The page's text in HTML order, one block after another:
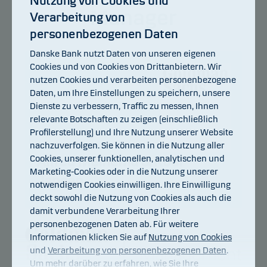
Manager
Alfred Meinema & Roel
Jansen
Verarbeitung von
personenbezogenen Daten
Danske Bank nutzt Daten von unseren eigenen
Cookies und von Cookies von Drittanbietern. Wir
nutzen Cookies und verarbeiten personenbezogene
Daten, um Ihre Einstellungen zu speichern, unsere
Dienste zu verbessern, Traffic zu messen, Ihnen
relevante Botschaften zu zeigen (einschließlich
Profilerstellung) und Ihre Nutzung unserer Website
nachzuverfolgen. Sie können in die Nutzung aller
Cookies, unserer funktionellen, analytischen und
Marketing-Cookies oder in die Nutzung unserer
notwendigen Cookies einwilligen. Ihre Einwilligung
deckt sowohl die Nutzung von Cookies als auch die
damit verbundene Verarbeitung Ihrer
personenbezogenen Daten ab. Für weitere
Informationen klicken Sie auf Nutzung von Cookies
und Verarbeitung von personenbezogenen Daten.
Um mehr darüber zu erfahren, wie Sie Ihre